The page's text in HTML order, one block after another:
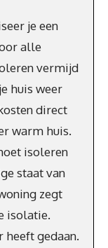
je een
alle
vermijd
huis weer
direct
warm huis.
isoleren
staat van
zegt
isolatie.
heeft gedaan.